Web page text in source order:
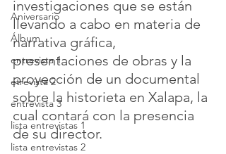
Aniversario
Álbum
entrevista 1
etrevista 2
entrevista 3
lista entrevistas 1
lista entrevistas 2
investigaciones que se están
llevando a cabo en materia de
narrativa gráfica,
presentaciones de obras y la
proyección de un documental
sobre la historieta en Xalapa, la
cual contará con la presencia
de su director.